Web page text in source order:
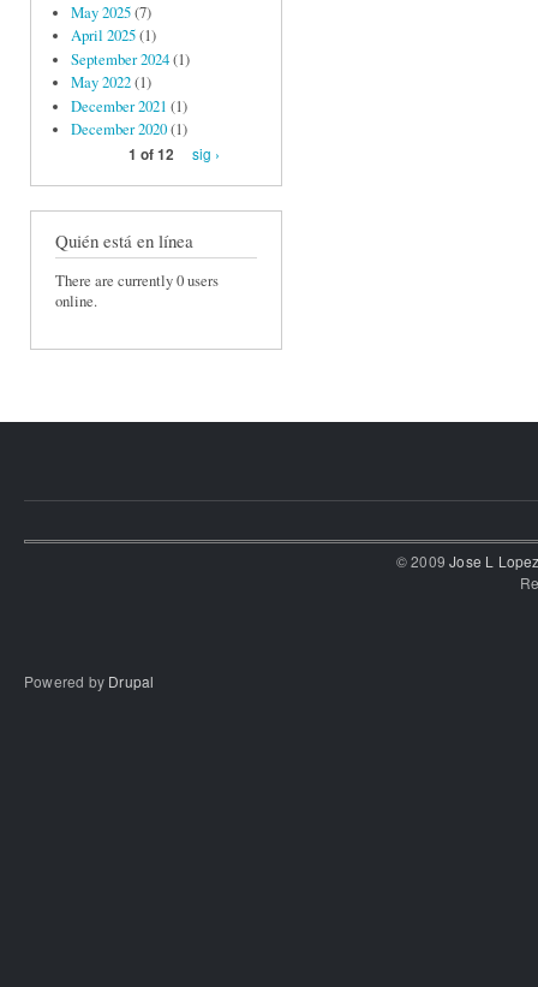
May 2025(7)
April 2025(1)
September 2024(1)
May 2022(1)
December 2021 (1)
December 2020(1)
1 of 12
sig ›
Quién está en línea
There are currently 0 users
online.
© 2009Jose L
Powered by Drupal